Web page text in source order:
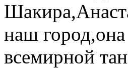
наш город,она
всемирной